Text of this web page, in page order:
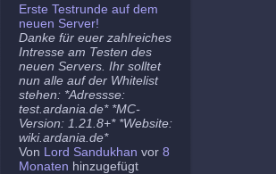
Erste Testrunde auf dem
neuen Server!
Danke für euer zahlreiches
Intresse am Testen des
neuen Servers. Ihr solltet
nun alle auf der Whitelist
stehen: *Adressse:
test.ardania.de* *MC-
Version: 1.21.8+* *Website:
wiki.ardania.de*
Von Lord Sandukhan vor 8
Monaten hinzugefügt